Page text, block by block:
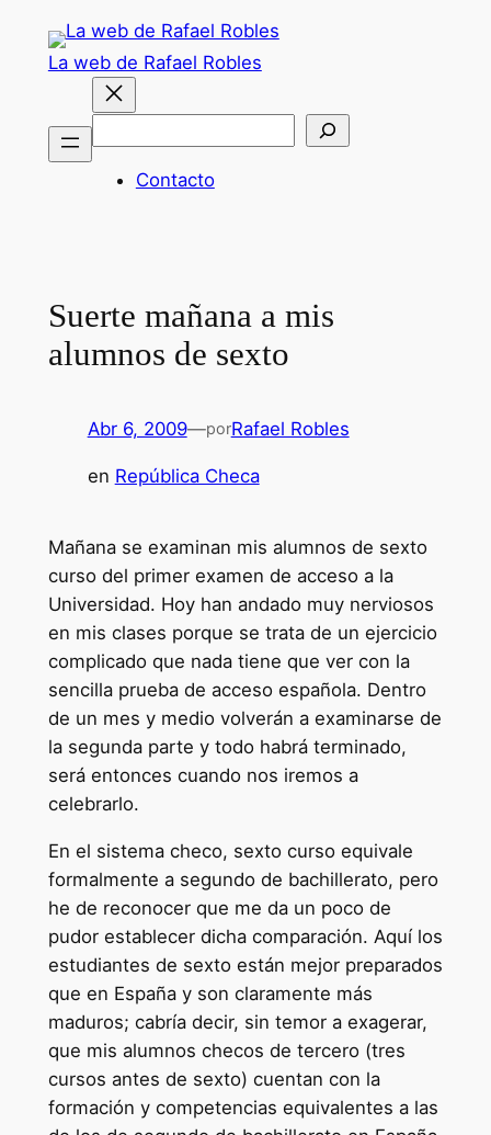
contenido
La web de Rafael Robles
Buscar
Contacto
Suerte mañana a mis
alumnos de sexto
Abr 6, 2009—porRafael Robles
en República Checa
Mañana se examinan mis alumnos de sexto
curso del primer examen de acceso a la
Universidad. Hoy han andado muy nerviosos
en mis clases porque se trata de un ejercicio
complicado que nada tiene que ver con la
sencilla prueba de acceso española. Dentro
de un mes y medio volverán a examinarse de
la segunda parte y todo habrá terminado,
será entonces cuando nos iremos a
celebrarlo.
En el sistema checo, sexto curso equivale
formalmente a segundo de bachillerato, pero
he de reconocer que me da un poco de
pudor establecer dicha comparación. Aquí los
estudiantes de sexto están mejor preparados
que en España y son claramente más
maduros; cabría decir, sin temor a exagerar,
que mis alumnos checos de tercero (tres
cursos antes de sexto) cuentan con la
formación y competencias equivalentes a las